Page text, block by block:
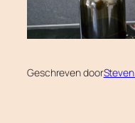
Geschreven door